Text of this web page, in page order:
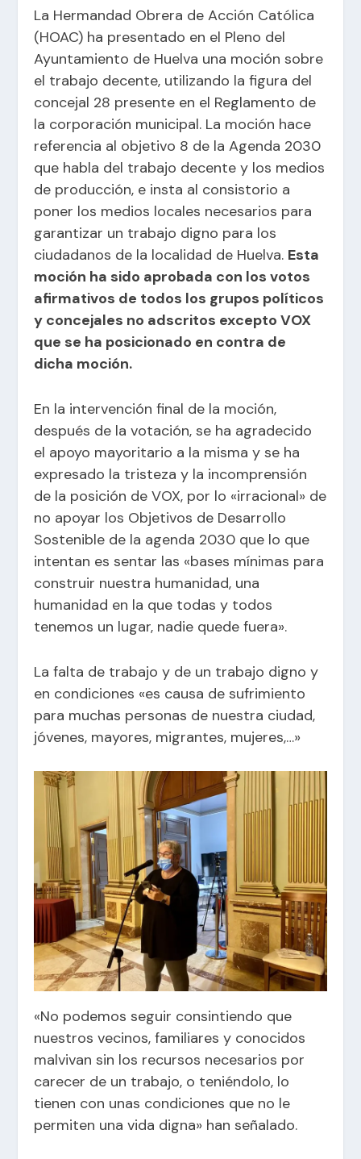
La Hermandad Obrera de Acción Católica
(HOAC) ha presentado en el Pleno del
Ayuntamiento de Huelva una moción sobre
el trabajo decente, utilizando la figura del
concejal 28 presente en el Reglamento de
la corporación municipal. La moción hace
referencia al objetivo 8 de la Agenda 2030
que habla del trabajo decente y los medios
de producción, e insta al consistorio a
poner los medios locales necesarios para
garantizar un trabajo digno para los
ciudadanos de la localidad de Huelva. Esta
moción ha sido aprobada con los votos
afirmativos de todos los grupos políticos
y concejales no adscritos excepto VOX
que se ha posicionado en contra de
dicha moción.
En la intervención final de la moción,
después de la votación, se ha agradecido
el apoyo mayoritario a la misma y se ha
expresado la tristeza y la incomprensión
de la posición de VOX, por lo «irracional» de
no apoyar los Objetivos de Desarrollo
Sostenible de la agenda 2030 que lo que
intentan es sentar las «bases mínimas para
construir nuestra humanidad, una
humanidad en la que todas y todos
tenemos un lugar, nadie quede fuera».
La falta de trabajo y de un trabajo digno y
en condiciones «es causa de sufrimiento
para muchas personas de nuestra ciudad,
jóvenes, mayores, migrantes, mujeres,…»
«No podemos seguir consintiendo que
nuestros vecinos, familiares y conocidos
malvivan sin los recursos necesarios por
carecer de un trabajo, o teniéndolo, lo
tienen con unas condiciones que no le
permiten una vida digna» han señalado.